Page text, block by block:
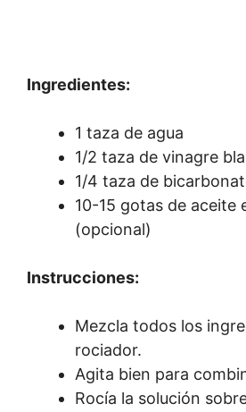
Ingredientes:
1 taza de agua
1/2 taza de vinagre
1/4 taza de
10-15 gotas de aceite
(opcional)
Instrucciones:
Mezcla todos los
rociador.
Agita bien para
Rocía la solución